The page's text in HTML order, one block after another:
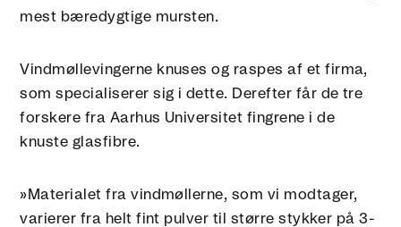
mest bæredygtige mursten.
Vindmøllevingerne knuses og raspes af et firma,
som specialiserer sig i dette. Derefter får de tre
forskere fra Aarhus Universitet fingrene i de
knuste glasfibre.
»Materialet fra vindmøllerne, som vi modtager,
varierer fra helt fint pulver til større stykker på 3-